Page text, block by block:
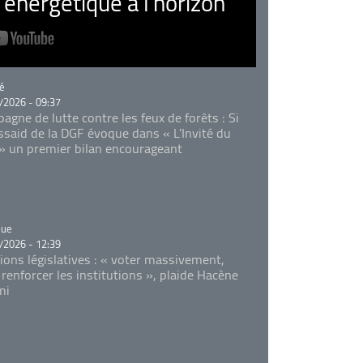
- 09:37
de lutte contre les feux de forêts : Si
de la DGF évoque dans « L'Invité du
un premier bilan encourageant
- 12:39
législatives : « voter massivement,
les institutions », plaide Hacène